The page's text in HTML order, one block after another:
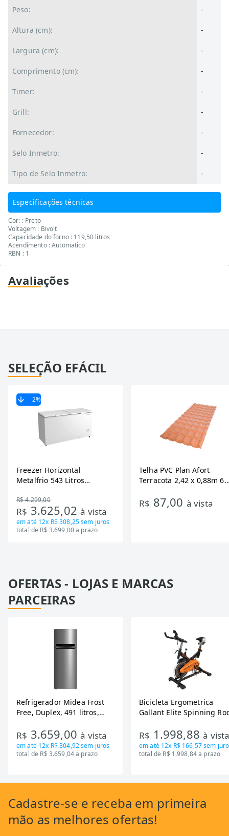
Peso: -
Altura (cm): -
Largura (cm): -
Comprimento (cm): -
Timer: -
Grill: -
Fornecedor: -
Selo Inmetro: -
Tipo de Selo Inmetro: -
Especificações técnicas
Cor: : Preto
Voltagem : Bivolt
Capacidade do forno : 119,50 litros
Acendimento : Automatico
RBN : 1
Avaliações
SELEÇÃO EFÁCIL
2%
Freezer Horizontal
Metalfrio 543 Litros
Tecnologia Inverter, Branco,
Bivolt
R$ 4.299,00
R$ 3.625,02à vista
em até 12x R$ 308,25sem juros
total de R$ 3.699,00 a prazo
Telha PVC Plan Afort
Terracota 2,42 x 0,88m 6
R$ 87,00 à vista
OFERTAS - LOJAS E MARCAS
PARCEIRAS
Refrigerador Midea Frost
Free, Duplex, 491 litros,
RT650EVK463)
R$ 3.659,00à vista
em até 12x R$ 304,92sem juros
total de R$ 3.659,04 a prazo
Bicicleta Ergometrica
Gallant Elite Spinning
Mecanica GSB13HBTA-PT
R$ 1.998,88à
em até 12x R$ 166,57sem
total de R$ 1.998,84 a prazo
Cadastre-se e receba em primeira
mão as melhores ofertas!